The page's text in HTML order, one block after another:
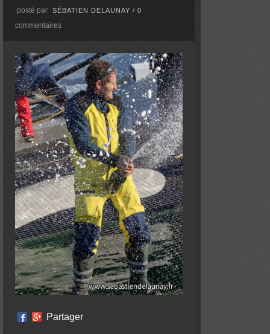
posté par SÉBATIEN DELAUNAY /0
commentaires
Partager